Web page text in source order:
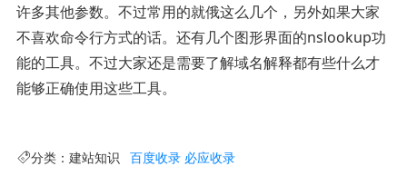
许多其他参数。不过常用的就俄这么几个，另外如果大家
不喜欢命令行方式的话。还有几个图形界面的nslookup功
能的工具。不过大家还是需要了解域名解释都有些什么才
能够正确使用这些工具。
分类： 建站知识 百度收录 必应收录